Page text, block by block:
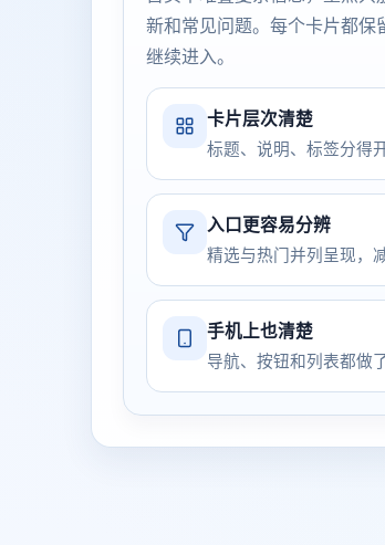
新和常见问题。每个卡片都保
继续进入。
卡片层次清楚
标题、说明、标签分得
入口更容易分辨
精选与热门并列呈现，
手机上也清楚
导航、按钮和列表都做